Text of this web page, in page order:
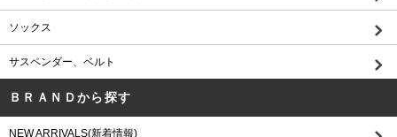
ソックス
サスペンダー、ベルト
ＢＲＡＮＤから探す
NEW ARRIVALS(新着情報)